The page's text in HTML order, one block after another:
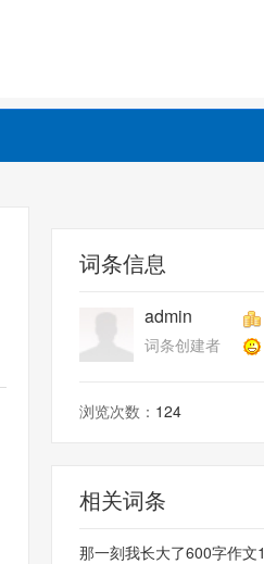
词条信息
admin
词条创建者
浏览次数： 124
相关词条
那一刻我长大了600字作文1